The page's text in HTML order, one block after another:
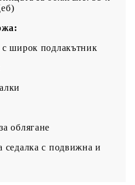
широк подлакътник
облягане
седалка с подвижна и